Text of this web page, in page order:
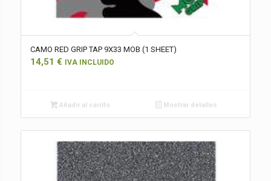
CAMO RED GRIP TAP 9X33 MOB (1 SHEET)
14,51 € IVA INCLUIDO
Añadir al carrito Mostrar detalles